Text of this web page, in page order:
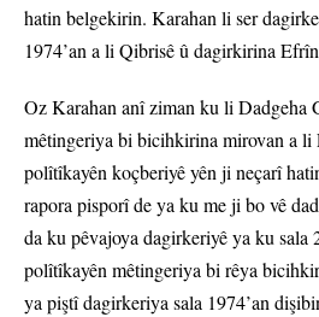
hatin belgekirin. Karahan li ser
1974’an a li Qibrisê û dagirkirina
Oz Karahan anî ziman ku li Dadgeha
mêtingeriya bi bicihkirina mirovan a li
polîtîkayên koçberiyê yên ji neçarî
rapora pisporî de ya ku me ji bo vê
da ku pêvajoya dagirkeriyê ya ku sala
polîtîkayên mêtingeriya bi rêya
ya piştî dagirkeriya sala 1974’an